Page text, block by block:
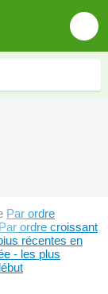
Par ordre
Par ordre croissant
récentes en
- les plus